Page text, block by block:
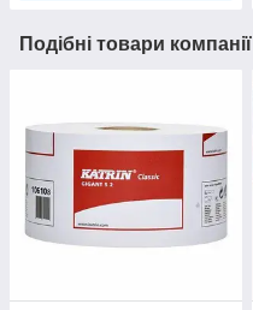
Подібні товари компанії